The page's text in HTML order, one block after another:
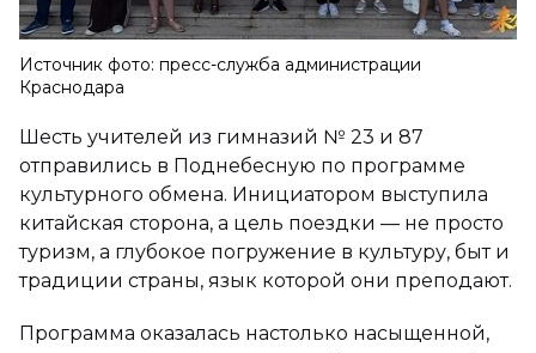
Источник фото: пресс-служба администрации
Краснодара
Шесть учителей из гимназий № 23 и 87
отправились в Поднебесную по программе
культурного обмена. Инициатором выступила
китайская сторона, а цель поездки — не просто
туризм, а глубокое погружение в культуру, быт и
традиции страны, язык которой они преподают.
Программа оказалась настолько насыщенной,